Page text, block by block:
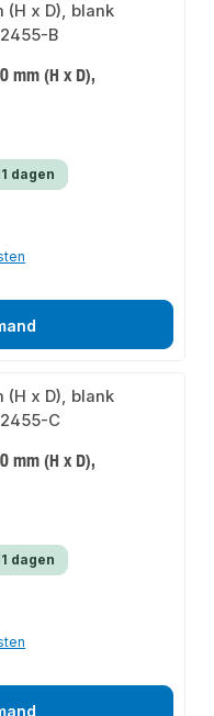
mm (H x D),
dagen
mm (H x D),
dagen